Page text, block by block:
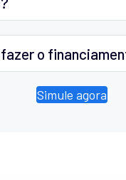
o
Simule agora